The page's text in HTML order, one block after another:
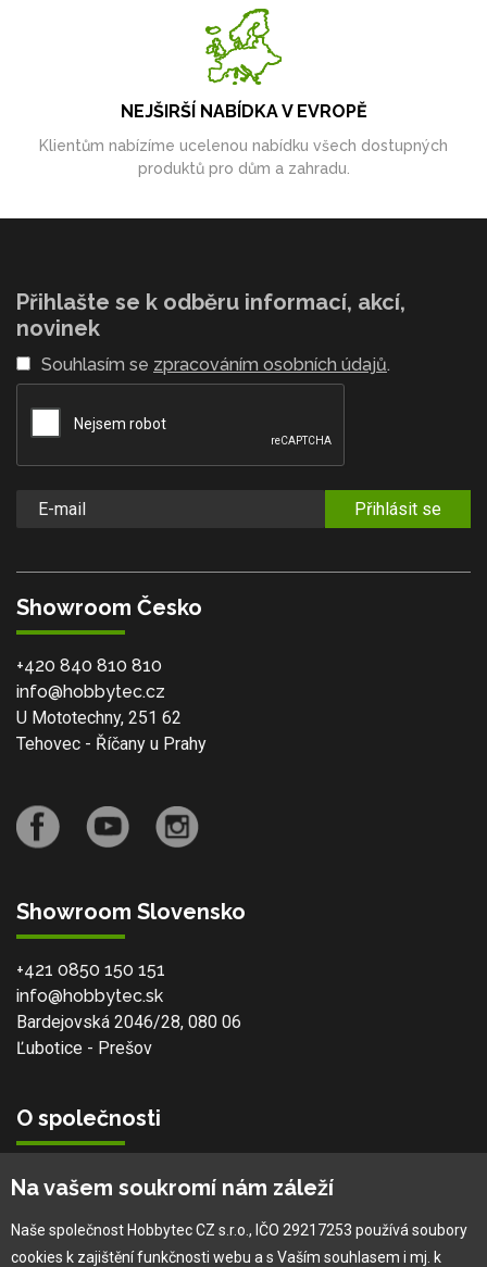
NEJŠIRŠÍ NABÍDKA V EVROPĚ
Klientům nabízíme ucelenou nabídku všech dostupných
produktů pro dům a zahradu.
Přihlašte se k odběru informací, akcí,
novinek
Souhlasím se zpracováním osobních údajů.
Přihlásit se
Showroom Česko
+420 840 810 810
info@hobbytec.cz
U Mototechny, 251 62
Tehovec - Říčany u Prahy
Showroom Slovensko
+421 0850 150 151
info@hobbytec.sk
Bardejovská 2046/28, 080 06
Ľubotice - Prešov
O společnosti
Vlastní výroba
Náš tým
O nás
Na vašem soukromí nám záleží
Naše společnost Hobbytec CZ s.r.o., IČO 29217253 používá soubory
cookies k zajištění funkčnosti webu a s Vaším souhlasem i mj. k